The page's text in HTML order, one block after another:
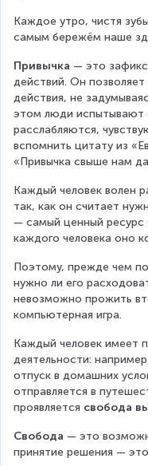
Каждое утро, чистя
самым бережём наше
Привычка — это
действий. Он
действия, не
этом люди испытывают
расслабляются,
вспомнить цитату из
«Привычка свыше нам
Каждый человек волен
так, как он считает
— самый ценный ресурс
каждого человека оно
Поэтому, прежде чем
нужно ли его
невозможно прожить
компьютерная игра.
Каждый человек имеет
деятельности:
отпуск в домашних
отправляется в
проявляется свобода
Свобода — это
принятие решения —